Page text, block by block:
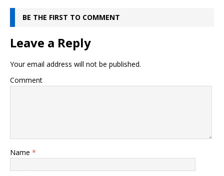
BE THE FIRST TO COMMENT
Leave a Reply
Your email address will not be published.
Comment
Name *